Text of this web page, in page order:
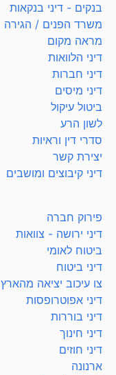
בנקים - דיני בנקאות
משרד הפנים / הגירה
מראה מקום
דיני הלוואות
דיני חברות
דיני מיסים
ביטול עיקול
לשון הרע
סדרי דין וראיות
יצירת קשר
דיני קיבוצים ומושבים
פירוק חברה
דיני ירושה - צוואות
ביטוח לאומי
דיני ביטוח
צו עיכוב יציאה מהארץ
דיני אפוטרופסות
דיני בוררות
דיני חינוך
דיני חוזים
ארנונה